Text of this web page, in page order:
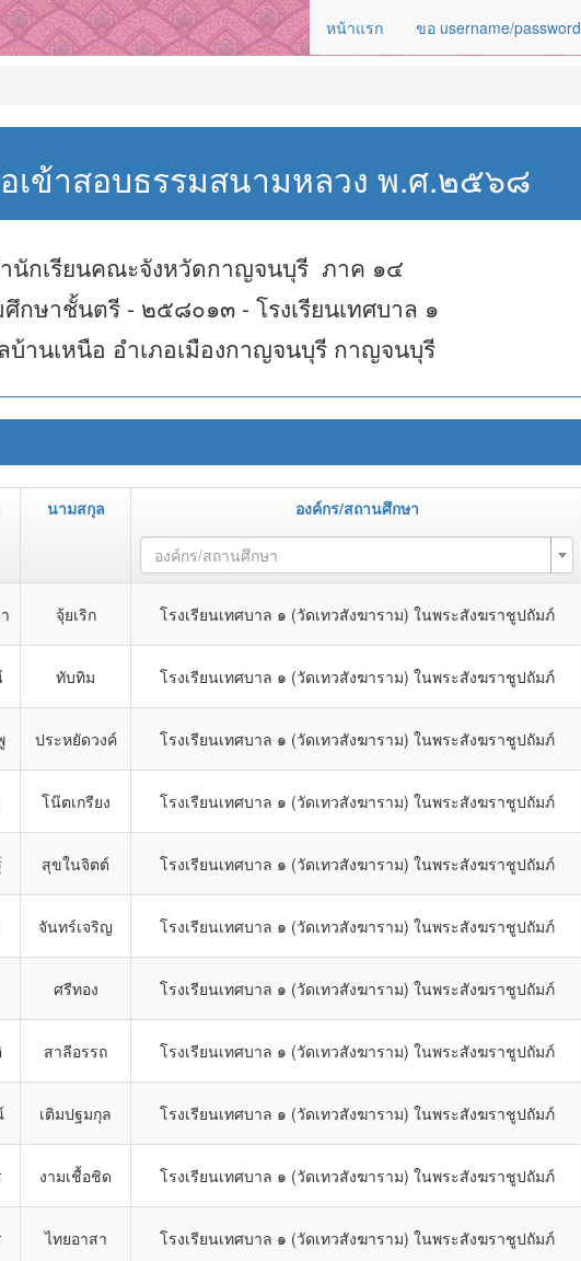
หน้าแรก ขอ username/password
เข้าสอบธรรมสนามหลวง พ.ศ.๒๕๖๘
นักเรียนคณะจังหวัดกาญจนบุรี ภาค ๑๔
ศึกษาชั้นตรี - ๒๕๘๐๑๓ - โรงเรียนเทศบาล ๑
บ้านเหนือ อำเภอเมืองกาญจนบุรี กาญจนบุรี
นามสกุล องค์กร/สถานศึกษา
องค์กร/สถานศึกษา
จุ้ยเริก โรงเรียนเทศบาล ๑ (วัดเทวสังฆาราม) ในพระสังฆราชูปถัมภ์
ทับทิม โรงเรียนเทศบาล ๑ (วัดเทวสังฆาราม) ในพระสังฆราชูปถัมภ์
ประหยัดวงค์ โรงเรียนเทศบาล ๑ (วัดเทวสังฆาราม) ในพระสังฆราชูปถัมภ์
โน๊ตเกรียง โรงเรียนเทศบาล ๑ (วัดเทวสังฆาราม) ในพระสังฆราชูปถัมภ์
สุขในจิตต์ โรงเรียนเทศบาล ๑ (วัดเทวสังฆาราม) ในพระสังฆราชูปถัมภ์
จันทร์เจริญ โรงเรียนเทศบาล ๑ (วัดเทวสังฆาราม) ในพระสังฆราชูปถัมภ์
ศรีทอง โรงเรียนเทศบาล ๑ (วัดเทวสังฆาราม) ในพระสังฆราชูปถัมภ์
สาลีอรรถ โรงเรียนเทศบาล ๑ (วัดเทวสังฆาราม) ในพระสังฆราชูปถัมภ์
เติมปฐมกุล โรงเรียนเทศบาล ๑ (วัดเทวสังฆาราม) ในพระสังฆราชูปถัมภ์
งามเชื้อชิด โรงเรียนเทศบาล ๑ (วัดเทวสังฆาราม) ในพระสังฆราชูปถัมภ์
ไทยอาสา โรงเรียนเทศบาล ๑ (วัดเทวสังฆาราม) ในพระสังฆราชูปถัมภ์